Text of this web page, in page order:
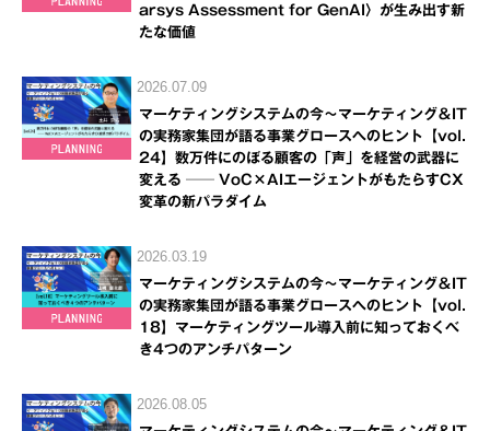
arsys Assessment for GenAI〉が生み出す新
たな価値
2026.07.09
マーケティングシステムの今～マーケティング＆IT
の実務家集団が語る事業グロースへのヒント【vol.
24】数万件にのぼる顧客の「声」を経営の武器に
変える ── VoC×AIエージェントがもたらすCX
変革の新パラダイム
2026.03.19
マーケティングシステムの今～マーケティング＆IT
の実務家集団が語る事業グロースへのヒント【vol.
18】マーケティングツール導入前に知っておくべ
き4つのアンチパターン
2026.08.05